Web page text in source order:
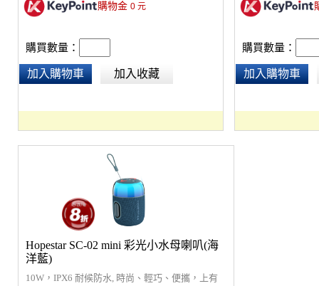
購物金 0元
購買數量：
加入購物車 加入收藏
購買數量：
加入購物車
Hopestar SC-02 mini 彩光小水母喇叭(海
洋藍)
10W，IPX6 耐候防水, 時尚、輕巧、便攜，上有